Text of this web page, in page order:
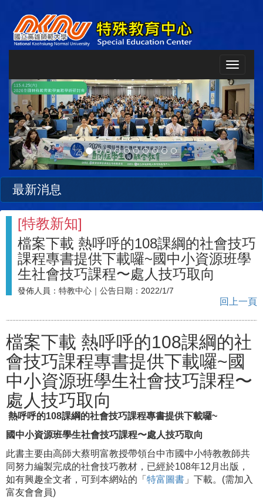
Toggle
Previous Next
最新消息
[特教新知]
檔案下載 熱呼呼的108課綱的社會技巧
課程專書提供下載囉~國中小資源班學
生社會技巧課程〜處人技巧取向
發佈人員： 特教中心 ｜公告日期： 2022/1/7
回上一頁
檔案下載 熱呼呼的108課綱的社
會技巧課程專書提供下載囉~國
中小資源班學生社會技巧課程〜
處人技巧取向
熱呼呼的108課綱的社會技巧課程專書提供下載囉~
國中小資源班學生社會技巧課程〜處人技巧取向
此書主要由高師大蔡明富教授帶領台中市國中小特教教師共
同努力編製完成的社會技巧教材，已經於108年12月出版，
如有興趣全文者，可到本網站的「 特富圖書 」下載。(需加入
富友會會員)